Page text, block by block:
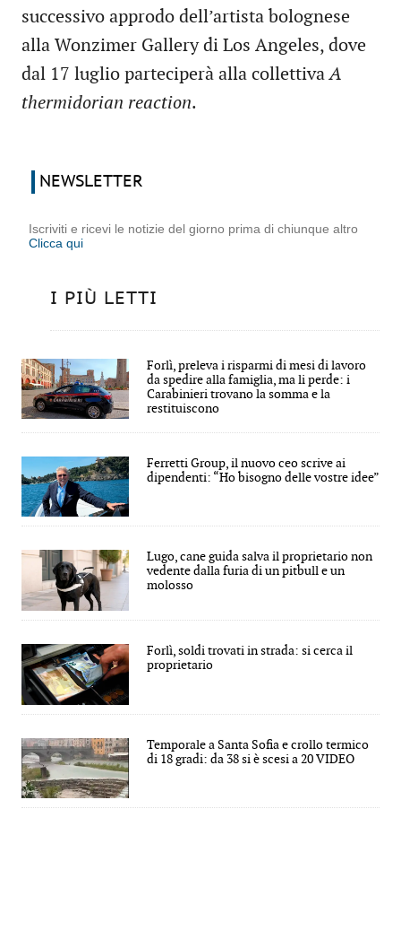
successivo approdo dell’artista bolognese
alla Wonzimer Gallery di Los Angeles, dove
dal 17 luglio parteciperà alla collettivaA
thermidorian reaction.
NEWSLETTER
Iscriviti e ricevi le notizie del giorno prima di chiunque altro
Clicca qui
I PIÙ LETTI
Forlì, preleva i risparmi di mesi di lavoro
da spedire alla famiglia, ma li perde: i
Carabinieri trovano la somma e la
restituiscono
Ferretti Group, il nuovo ceo scrive ai
dipendenti: “Ho bisogno delle vostre idee”
Lugo, cane guida salva il proprietario non
vedente dalla furia di un pitbull e un
molosso
Forlì, soldi trovati in strada: si cerca il
proprietario
Temporale a Santa Sofia e crollo termico
di 18 gradi: da 38 si è scesi a 20 VIDEO